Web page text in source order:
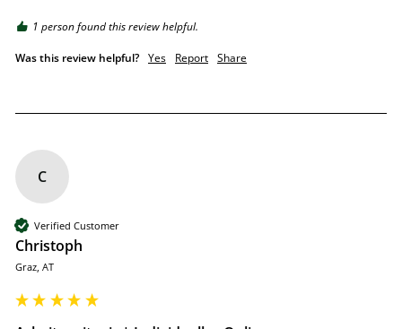
1 person found this review helpful.
Was this review helpful? Yes Report Share
C
Verified Customer
Christoph
Graz, AT